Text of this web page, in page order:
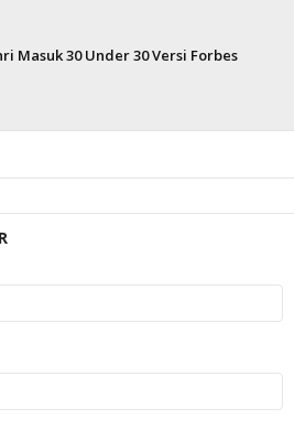
Masuk 30 Under 30 Versi Forbes